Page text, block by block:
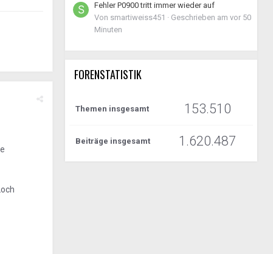
Fehler P0900 tritt immer wieder auf
Von smartiweiss451 · Geschrieben am vor 50
Minuten
FORENSTATISTIK
Themen insgesamt 153.510
Beiträge insgesamt 1.620.487